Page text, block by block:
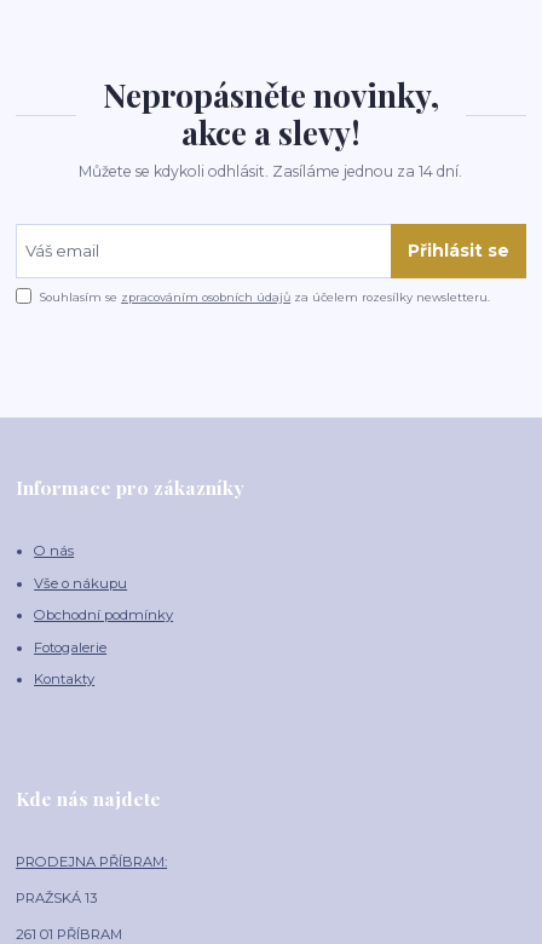
Nepropásněte novinky,
akce a slevy!
Můžete se kdykoli odhlásit. Zasíláme jednou za 14 dní.
Přihlásit se
Souhlasím se zpracováním osobních údajů za účelem rozesílky newsletteru.
Informace pro zákazníky
O nás
Vše o nákupu
Obchodní podmínky
Fotogalerie
Kontakty
Kde nás najdete
PRODEJNA PŘÍBRAM:
PRAŽSKÁ 13
261 01 PŘÍBRAM